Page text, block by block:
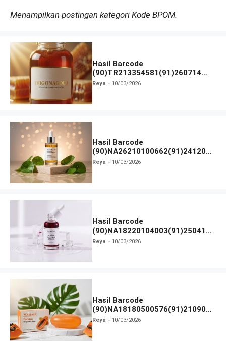
Menampilkan postingan kategori Kode BPOM.
Hasil Barcode
(90)TR213354581(91)260714
dan Izin BPOM
Reya 10/03/2026
Hasil Barcode
(90)NA26210100662(91)241203
dan Izin BPOM
Reya 10/03/2026
Hasil Barcode
(90)NA18220104003(91)250418
dan Izin BPOM
Reya 10/03/2026
Hasil Barcode
(90)NA18180500576(91)210906
dan Izin BPOM
Reya 10/03/2026